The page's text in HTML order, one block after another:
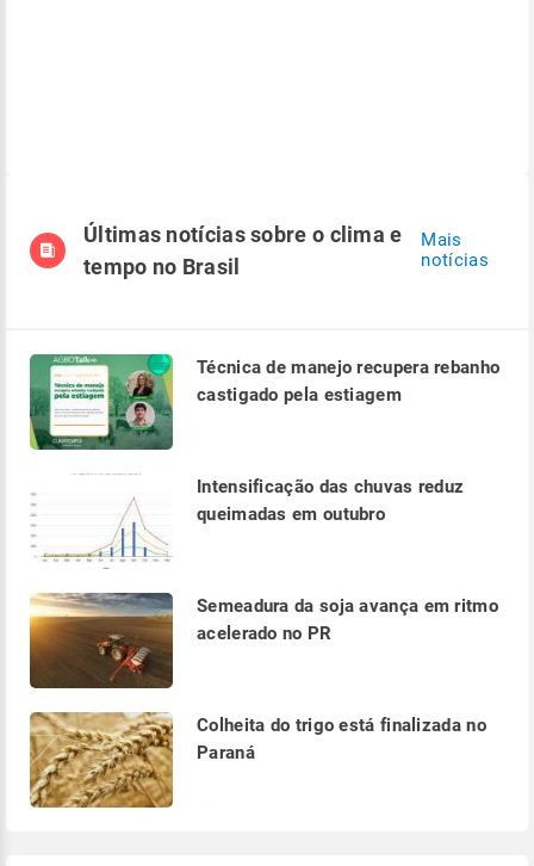
Últimas notícias sobre o clima e
tempo no Brasil
Mais
notícias
Técnica de manejo recupera rebanho
castigado pela estiagem
Intensificação das chuvas reduz
queimadas em outubro
Semeadura da soja avança em ritmo
acelerado no PR
Colheita do trigo está finalizada no
Paraná